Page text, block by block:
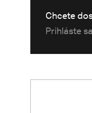
Chcete
Prihláste